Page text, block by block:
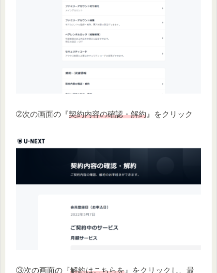
➁次の画面の『契約内容の確認・解約 』をクリック
③次の画面の『 解約はこちらを』をクリックし、最